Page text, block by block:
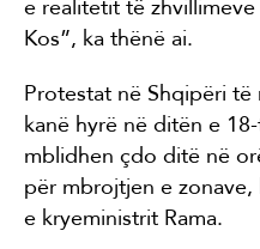
e realitetit të
Kos”, ka thënë ai.
Protestat në Shqipëri
kanë hyrë në ditën e
mblidhen çdo ditë në
për mbrojtjen e
e kryeministrit Rama.